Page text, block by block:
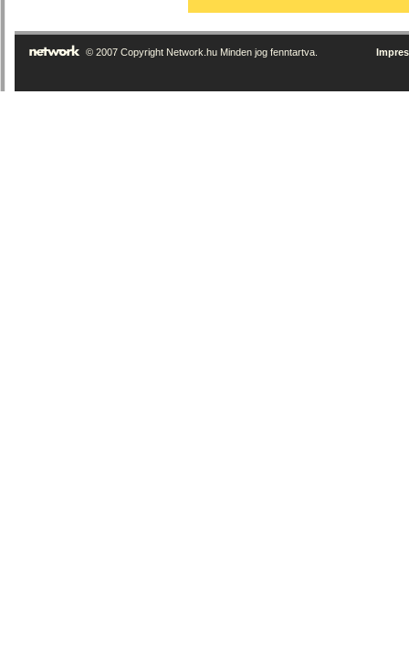
© 2007 Copyright Network.hu Minden jog fenntartva.